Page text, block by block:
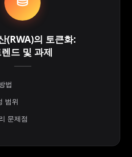
(RWA)의 토큰화:
드 및 과제
법
범위
문제점